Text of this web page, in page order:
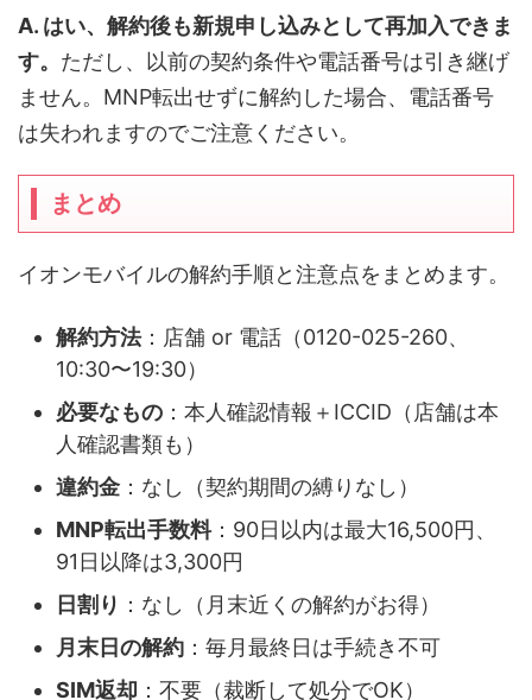
A. はい、解約後も新規申し込みとして再加入できま
す。 ただし、以前の契約条件や電話番号は引き継げ
ません。MNP転出せずに解約した場合、電話番号
は失われますのでご注意ください。
まとめ
イオンモバイルの解約手順と注意点をまとめます。
解約方法：店舗 or 電話（0120-025-260、
10:30〜19:30）
必要なもの ：本人確認情報＋ICCID（店舗は本
人確認書類も）
違約金 ：なし（契約期間の縛りなし）
MNP転出手数料：90日以内は最大16,500円、
91日以降は3,300円
日割り ：なし（月末近くの解約がお得）
月末日の解約 ：毎月最終日は手続き不可
SIM返却 ：不要（裁断して処分でOK）